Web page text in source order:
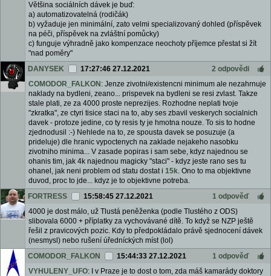
Většina sociálních dávek je buď:
a) automatizovatelná (rodičák)
b) vyžaduje jen minimální, zato velmi specializovaný dohled (příspěvek
na péči, příspěvek na zvláštní pomůcky)
c) funguje výhradně jako kompenzace neochoty příjemce přestat si žít
"nad poměry"
DANYSEK
17:27:46 27.12.2021
2 odpovědi
COMODOR_FALKON : Jenze zivotni/existencni minimum ale nezahrnuje
naklady na bydleni, zeano... prispevek na bydleni se resi zvlast. Takze
stale plati, ze za 4000 proste neprezijes. Rozhodne neplati tvoje
"zkratka", ze ctyri tisice staci na to, aby ses zbavil veskerych socialnich
davek - protoze jedine, co ty resis ty je hmotna nouze. To sis to hodne
zjednodusil :-) Nehlede na to, ze spousta davek se posuzuje (a
prideluje) dle hranic vypoctenych na zaklade nejakeho nasobku
zivotniho minima... V zasade popiras i sam sebe, kdyz najednou se
ohanis tim, jak 4k najednou magicky "staci" - kdyz jeste rano ses tu
ohanel, jak neni problem od statu dostat i 15k. Ono to ma objektivne
duvod, proc to jde... kdyz je to objektivne potreba.
FORTRESS
15:58:45 27.12.2021
1 odpověď
4000 je dost málo, už Tlustá peněženka (podle Tlustého z ODS)
slibovala 6000 + příplatky za vychovávané dítě. To když se NZP ještě
řešil z pravicových pozic. Kdy to předpokládalo právě sjednocení dávek
(nesmysl) nebo rušení úředníckých míst (lol)
COMODOR_FALKON
15:44:33 27.12.2021
1 odpověď
VYHULENY_UFO: I v Praze je to dost o tom, zda máš kamarády doktory